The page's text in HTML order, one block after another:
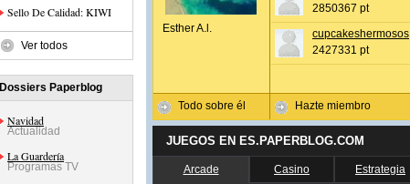
Sello De Calidad: KIWI
Ver todos
Dossiers Paperblog
Navidad
Actualidad
La Guardería
Programas TV
Esther A.l.
Todo sobre él
2850367 pt
cupcakeshermosos
2427331 pt
Hazte miembro
JUEGOS EN ES.PAPERBLOG.COM
Arcade Casino Estrategia